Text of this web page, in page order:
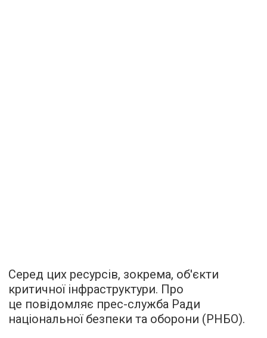
Серед цих ресурсів, зокрема, об'єкти
критичної інфраструктури. Про
це повідомляє прес-служба Ради
національної безпеки та оборони (РНБО).